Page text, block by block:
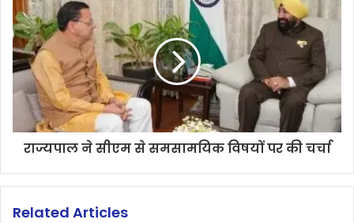
राज्यपाल ने सीएम से समसामयिक विषयों पर की चर्चा
Related Articles